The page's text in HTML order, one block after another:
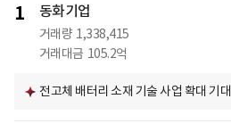
1 동화기업
거래량 1,338,415
거래대금 105.2억
전고체 배터리 소재 기술 사업 확대 기대